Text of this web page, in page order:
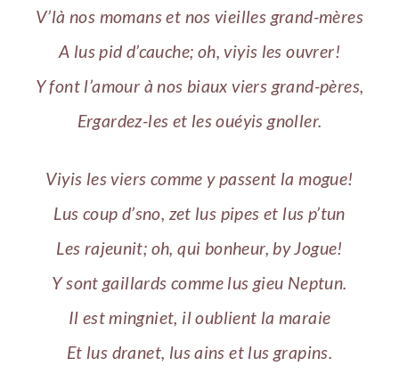
V’là nos momans et nos vieilles grand-mères
A lus pid d’cauche; oh, viyis les ouvrer!
Y font l’amour à nos biaux viers grand-pères,
Ergardez-les et les ouéyis gnoller.
Viyis les viers comme y passent la mogue!
Lus coup d’sno, zet lus pipes et lus p’tun
Les rajeunit; oh, qui bonheur, by Jogue!
Y sont gaillards comme lus gieu Neptun.
Il est mingniet, il oublient la maraie
Et lus dranet, lus ains et lus grapins.